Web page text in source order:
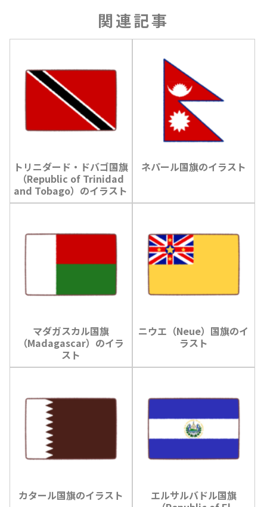
関連記事
トリニダード・ドバゴ国旗
（Republic of Trinidad
and Tobago）のイラスト
ネパール国旗のイラスト
マダガスカル国旗
（Madagascar）のイラ
スト
ニウエ（Neue）国旗のイ
ラスト
カタール国旗のイラスト
エルサルバドル国旗